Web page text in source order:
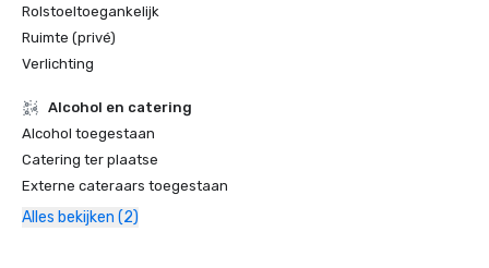
Rolstoeltoegankelijk
Ruimte (privé)
Verlichting
Alcohol en catering
Alcohol toegestaan
Catering ter plaatse
Externe cateraars toegestaan
Alles bekijken (2)